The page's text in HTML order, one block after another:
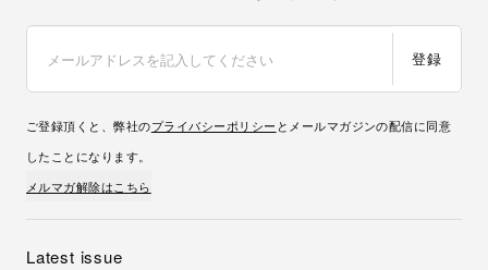
登録
ご登録頂くと、弊社のプライバシーポリシー とメールマガジンの配信に同意
したことになります。
メルマガ解除はこちら
Latest issue